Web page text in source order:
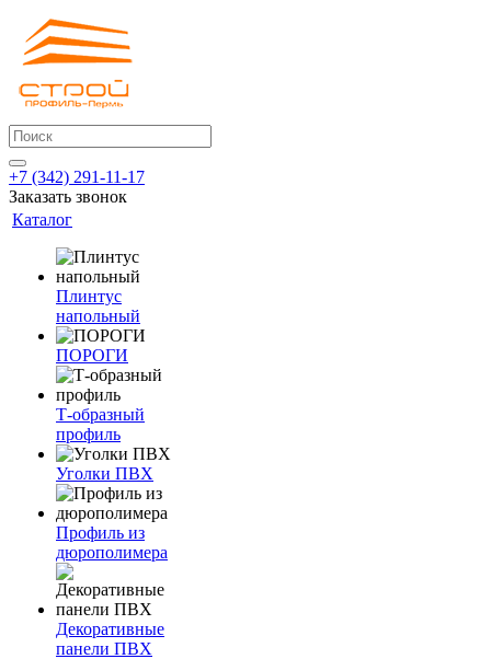
+7 (342) 291-11-17
Заказать звонок
Каталог
Плинтус
напольный
ПОРОГИ
Т-образный
профиль
Уголки ПВХ
Профиль из
дюрополимера
Декоративные
панели ПВХ